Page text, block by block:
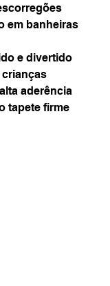
em banheiras
e divertido
crianças
aderência
tapete firme